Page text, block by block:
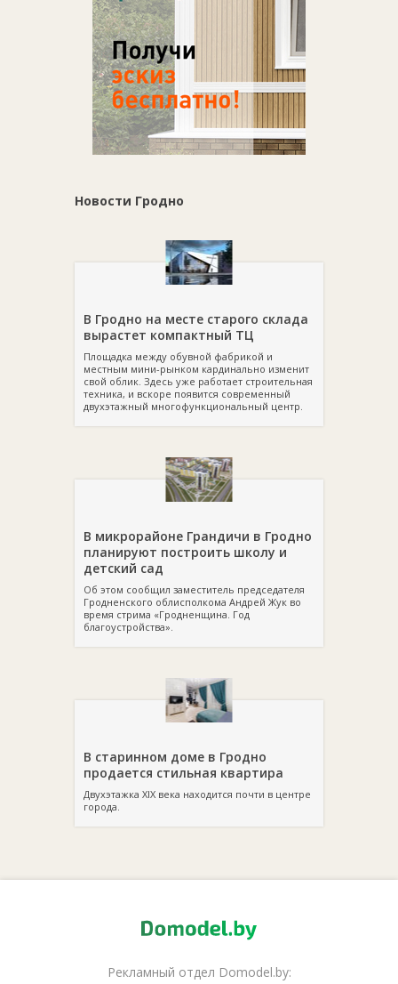
Новости Гродно
В Гродно на месте старого склада
вырастет компактный ТЦ
Площадка между обувной фабрикой и
местным мини-рынком кардинально изменит
свой облик. Здесь уже работает строительная
техника, и вскоре появится современный
двухэтажный многофункциональный центр.
В микрорайоне Грандичи в Гродно
планируют построить школу и
детский сад
Об этом сообщил заместитель председателя
Гродненского облисполкома Андрей Жук во
время стрима «Гродненщина. Год
благоустройства».
В старинном доме в Гродно
продается стильная квартира
Двухэтажка XIX века находится почти в центре
города.
Рекламный отдел Domodel.by: